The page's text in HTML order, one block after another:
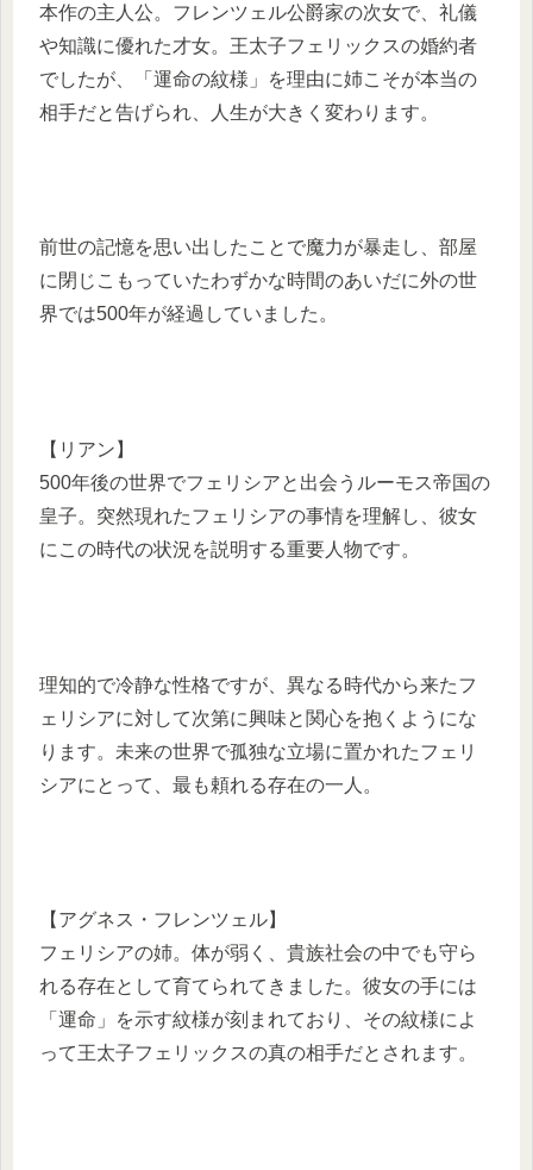
本作の主人公。フレンツェル公爵家の次女で、礼儀
や知識に優れた才女。王太子フェリックスの婚約者
でしたが、「運命の紋様」を理由に姉こそが本当の
相手だと告げられ、人生が大きく変わります。
前世の記憶を思い出したことで魔力が暴走し、部屋
に閉じこもっていたわずかな時間のあいだに外の世
界では500年が経過していました。
【リアン】
500年後の世界でフェリシアと出会うルーモス帝国の
皇子。突然現れたフェリシアの事情を理解し、彼女
にこの時代の状況を説明する重要人物です。
理知的で冷静な性格ですが、異なる時代から来たフ
ェリシアに対して次第に興味と関心を抱くようにな
ります。未来の世界で孤独な立場に置かれたフェリ
シアにとって、最も頼れる存在の一人。
【アグネス・フレンツェル】
フェリシアの姉。体が弱く、貴族社会の中でも守ら
れる存在として育てられてきました。彼女の手には
「運命」を示す紋様が刻まれており、その紋様によ
って王太子フェリックスの真の相手だとされます。